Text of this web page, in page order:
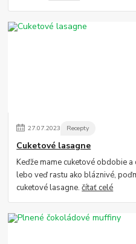
27.07.2023 Recepty
Cuketové lasagne
Keďže mame cuketové obdobie
lebo veď rastu ako bláznivé,
cuketové lasagne.čítať celé